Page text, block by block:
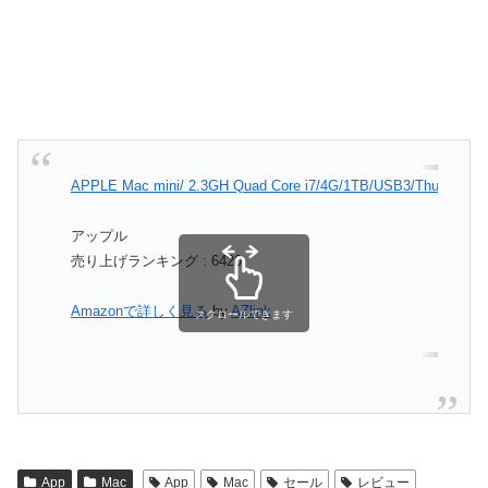
APPLE Mac mini/ 2.3GH Quad Core i7/4G/1TB/USB3/
アップル
売り上げランキング : 6420
Amazonで詳しく見るbyAZlink
スクロールできます
App Mac App Mac セール レビュー